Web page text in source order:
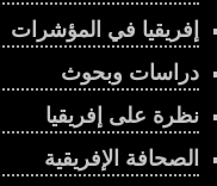
إفريقيا في المؤشرات
دراسات وبحوث
نظرة على إفريقيا
الصحافة الإفريقية